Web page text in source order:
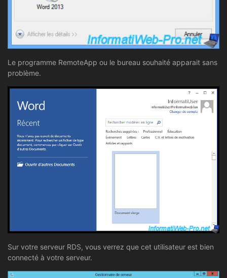
Le programme RemoteApp ou le bureau souhaité apparait sans
problème.
Sur votre serveur RDS, vous verrez que cet utilisateur est bien
connecté à votre serveur.